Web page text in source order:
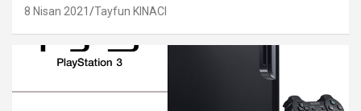
8 Nisan 2021 Tayfun KINACI